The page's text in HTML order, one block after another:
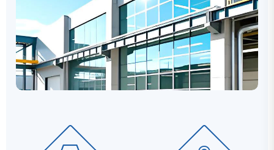
定的贸易关系。 此外我们还可以提供客户所需的原药和
制剂的登记资料以及优质的服务，顾客的满意是我们的
宗旨和理念，我们诚挚的邀请您的加入，以期共同发
展。...